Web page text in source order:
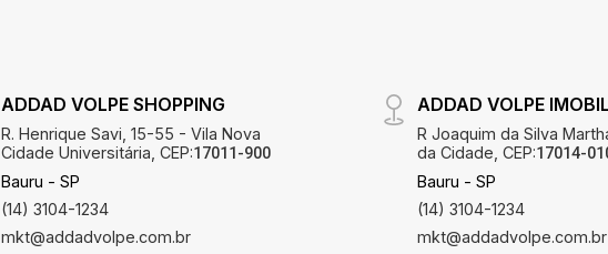
ADDAD VOLPE SHOPPING
R. Henrique Savi, 15-55 - Vila Nova
Cidade Universitária, CEP:17011-900
Bauru - SP
(14) 3104-1234
mkt@addadvolpe.com.br
ADDAD VOLPE
R Joaquim da Silva
da Cidade, CEP:17014-
Bauru - SP
(14) 3104-1234
mkt@addadvolpe.com.br